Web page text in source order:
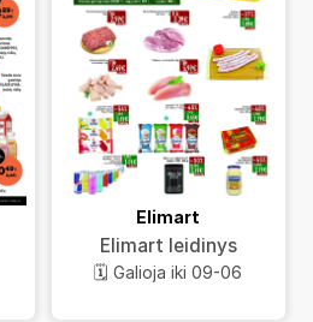
Elimart
Elimart leidinys
🗓️ Galioja iki 09-06